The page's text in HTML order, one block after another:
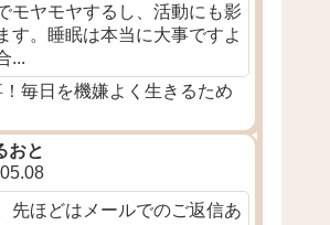
モヤモヤするし、活動にも影
す。睡眠は本当に大事ですよ
...
毎日を機嫌よく生きるため
おと
先ほどはメールでのご返信あ